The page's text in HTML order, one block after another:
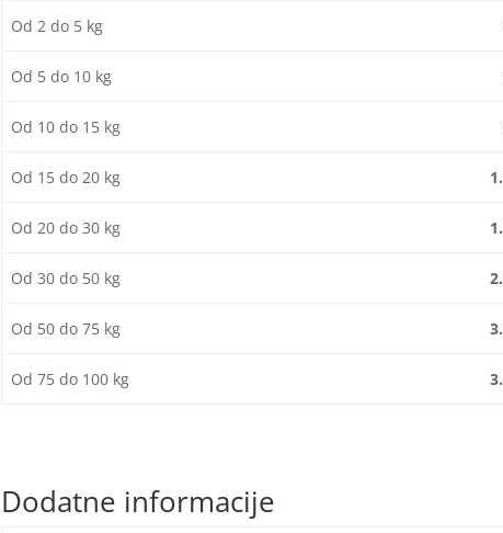
Od 2 do 5 kg
Od 5 do 10 kg
Od 10 do 15 kg
Od 15 do 20 kg
Od 20 do 30 kg
Od 30 do 50 kg
Od 50 do 75 kg
Od 75 do 100 kg
Dodatne informacije